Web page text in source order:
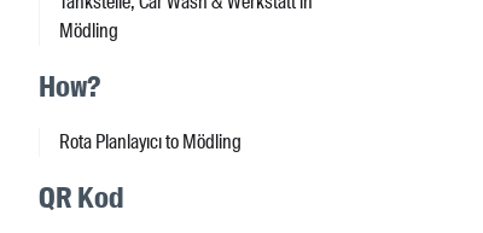
Mödling
How?
Rota Planlayıcı to Mödling
QR Kod